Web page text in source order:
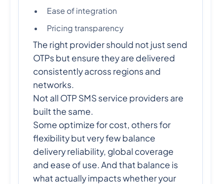
Ease of integration
Pricing transparency
The right provider should not just send
OTPs but ensure they are delivered
consistently across regions and
networks.
Not all OTP SMS service providers are
built the same.
Some optimize for cost, others for
flexibility but very few balance
delivery reliability, global coverage
and ease of use. And that balance is
what actually impacts whether your